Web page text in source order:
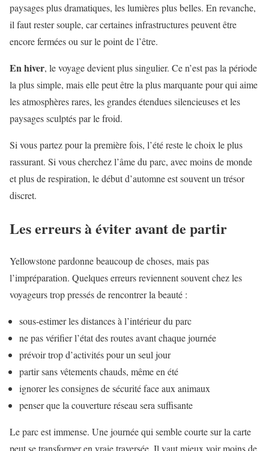
paysages plus dramatiques, les lumières plus belles. En revanche,
il faut rester souple, car certaines infrastructures peuvent être
encore fermées ou sur le point de l’être.
En hiver, le voyage devient plus singulier. Ce n’est pas la période
la plus simple, mais elle peut être la plus marquante pour qui aime
les atmosphères rares, les grandes étendues silencieuses et les
paysages sculptés par le froid.
Si vous partez pour la première fois, l’été reste le choix le plus
rassurant. Si vous cherchez l’âme du parc, avec moins de monde
et plus de respiration, le début d’automne est souvent un trésor
discret.
Les erreurs à éviter avant de partir
Yellowstone pardonne beaucoup de choses, mais pas
l’impréparation. Quelques erreurs reviennent souvent chez les
voyageurs trop pressés de rencontrer la beauté :
sous-estimer les distances à l’intérieur du parc
ne pas vérifier l’état des routes avant chaque journée
prévoir trop d’activités pour un seul jour
partir sans vêtements chauds, même en été
ignorer les consignes de sécurité face aux animaux
penser que la couverture réseau sera suffisante
Le parc est immense. Une journée qui semble courte sur la carte